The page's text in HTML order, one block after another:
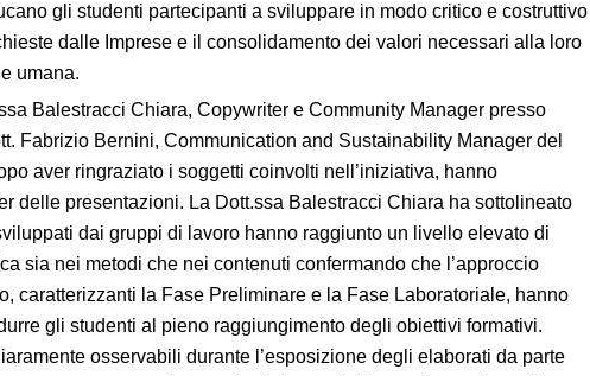
gli studenti partecipanti a sviluppare in modo critico e costruttivo
dalle Imprese e il consolidamento dei valori necessari alla loro
umana.
Balestracci Chiara, Copywriter e Community Manager presso
Fabrizio Bernini, Communication and Sustainability Manager del
aver ringraziato i soggetti coinvolti nell’iniziativa, hanno
delle presentazioni. La Dott.ssa Balestracci Chiara ha sottolineato
dai gruppi di lavoro hanno raggiunto un livello elevato di
sia nei metodi che nei contenuti confermando che l’approccio
caratterizzanti la Fase Preliminare e la Fase Laboratoriale, hanno
gli studenti al pieno raggiungimento degli obiettivi formativi.
osservabili durante l’esposizione degli elaborati da parte